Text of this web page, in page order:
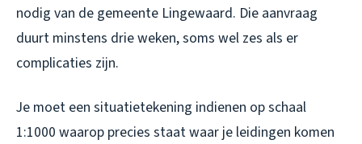
nodig van de gemeente Lingewaard. Die aanvraag
duurt minstens drie weken, soms wel zes als er
complicaties zijn.
Je moet een situatietekening indienen op schaal
1:1000 waarop precies staat waar je leidingen komen